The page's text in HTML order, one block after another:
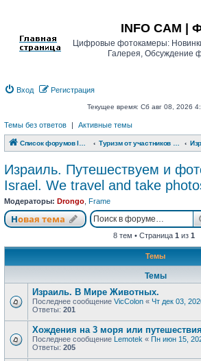
INFO CAM |
Цифровые фотокамеры:
Галерея, Обсуждение
Вход Регистрация
Текущее время: Сб авг 08, 2026
Темы без ответов | Активные темы
Список форумов INFO CAM | Форум
Израиль. Путешествуем и
Israel. We travel and take
Модераторы: Drongo Frame
Новая тема
Новая тема
8 тем • Страница 1 из 1
Темы
Темы
Израиль. В Мире Животных.
Последнее сообщение VicColon « Чт дек 03,
Ответы: 201
Хождения на 3 моря или
Последнее сообщение Lemotek « Пн июн 15,
Ответы: 205